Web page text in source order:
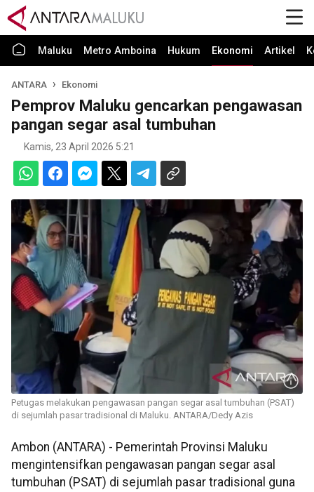
Maluku Metro Amboina Hukum Ekonomi Artikel
ANTARA Ekonomi
Pemprov Maluku gencarkan pengawasan
pangan segar asal tumbuhan
Kamis, 23 April 2026 5:21
Petugas melakukan pengawasan pangan segar asal tumbuhan (PSAT)
di sejumlah pasar tradisional di Maluku. ANTARA/Dedy Azis
Ambon (ANTARA) - Pemerintah Provinsi Maluku
mengintensifkan pengawasan pangan segar asal
tumbuhan (PSAT) di sejumlah pasar tradisional guna